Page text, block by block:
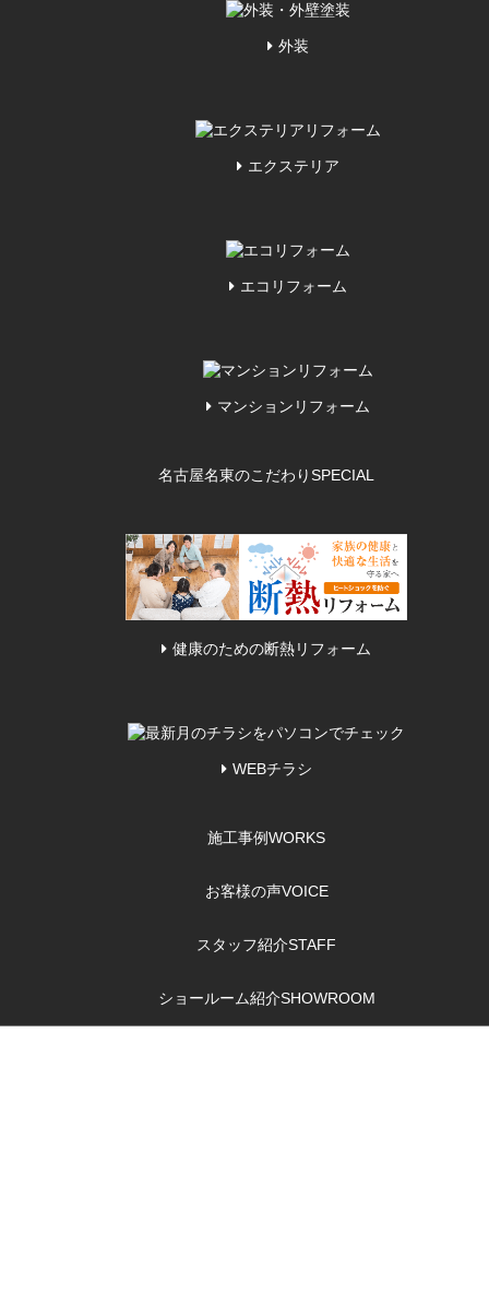
外装
エクステリア
エコリフォーム
マンションリフォーム
名古屋名東のこだわりSPECIAL
健康のための断熱リフォーム
WEBチラシ
施工事例WORKS
お客様の声VOICE
スタッフ紹介STAFF
ショールーム紹介SHOWROOM